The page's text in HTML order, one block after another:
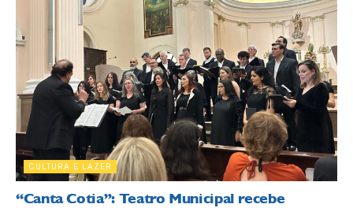
CULTURA E LAZER
“Canta Cotia”: Teatro Municipal recebe